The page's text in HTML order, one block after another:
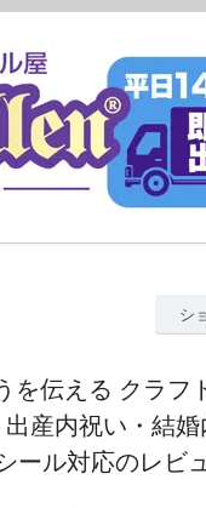
シ
を伝える クラフ
産内祝い・結
ール対応のレビ